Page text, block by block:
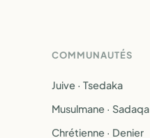
COMMUNAUTÉS
Juive · Tsedaka
Musulmane · Sadaqa
Chrétienne · Denier